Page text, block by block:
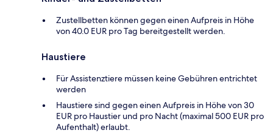
Zustellbetten können gegen einen Aufpreis in Höhe
von 40.0 EUR pro Tag bereitgestellt werden.
Haustiere
Für Assistenztiere müssen keine Gebühren entrichtet
werden
Haustiere sind gegen einen Aufpreis in Höhe von 30
EUR pro Haustier und pro Nacht (maximal 500 EUR pro
Aufenthalt) erlaubt.